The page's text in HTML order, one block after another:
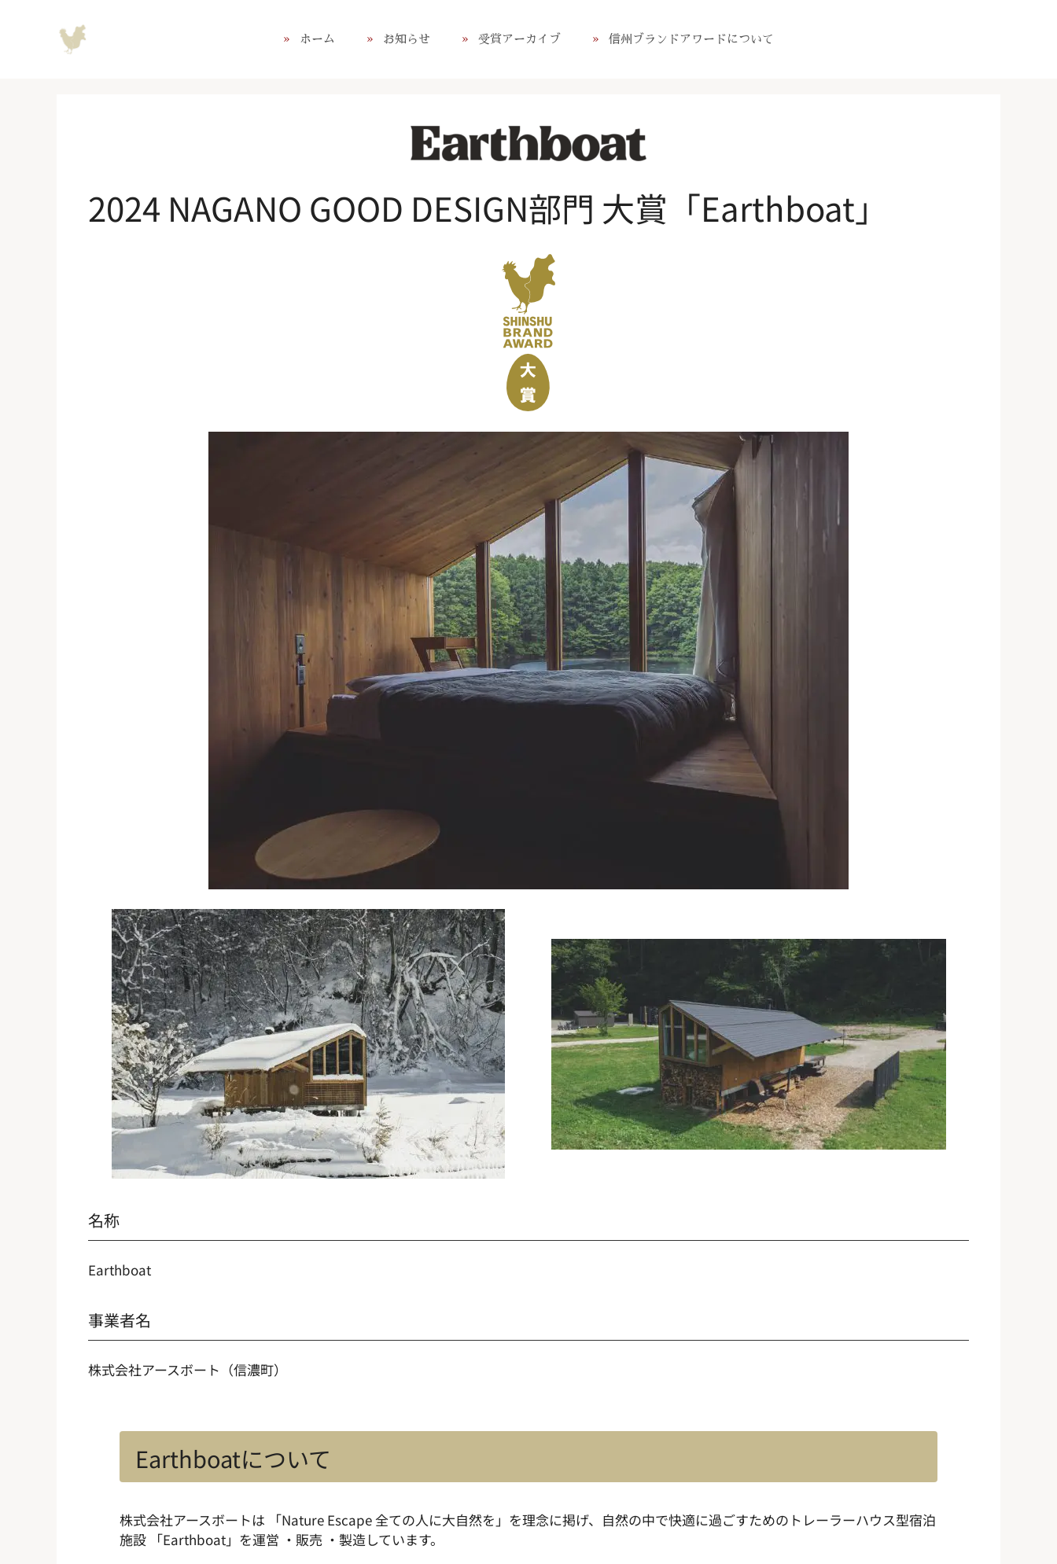
ホーム お知らせ 受賞アーカイブ 信州ブランドアワードについて
2024 NAGANO GOOD DESIGN部門 大賞「Earthboat」
名称
Earthboat
事業者名
株式会社アースボート（信濃町）
Earthboatについて
株式会社アースボートは 「Nature Escape 全ての人に大自然を」を理念に掲げ、自然の中で快適に過ごすためのトレーラーハウス型宿泊
施設 「Earthboat」を運営 ・販売 ・製造しています。